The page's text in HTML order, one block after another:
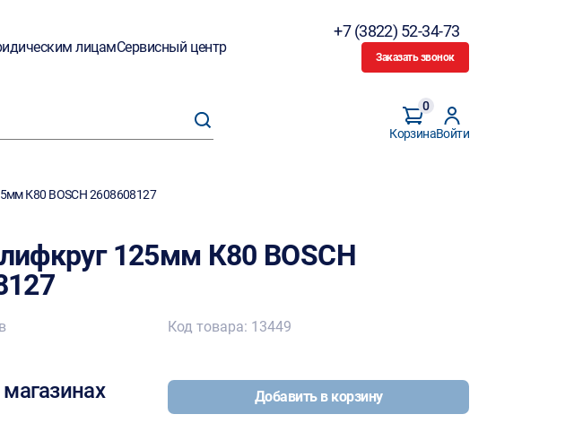
лицамСервисный центр
+7 (3822) 52-34-73
Заказать звонок
Корзина
0
Войти
К80 BOSCH 2608608127
125мм К80 BOSCH
Код товара: 13449
Добавить в корзину